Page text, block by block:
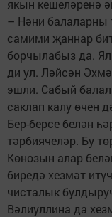
якын кешеләренә
– Нәни балаларны
самими җаннар
борчылабыз да.
ди ул. Ләйсән
эшли. Сабый
саклап калу өчен
Бер-берсе белән
тәрбиячеләр. Бу
Көнозын алар
биредә хезмәт
чисталык
Вәлиуллина да